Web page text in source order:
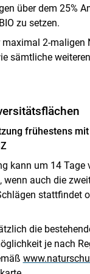
über dem 25%
zu setzen.
maximal 2-maligen
sämtliche
frühestens
kann um 14 Tage
wenn auch die
stattfindet
die
je nach